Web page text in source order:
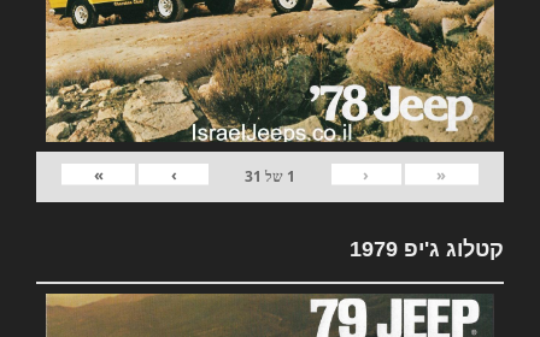
«
‹
1 של 31
›
»
קטלוג ג'יפ 1979